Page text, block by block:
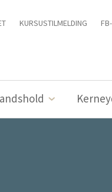
KURSUSTILMELDING